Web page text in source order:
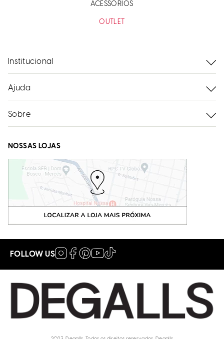
ACESSÓRIOS
OUTLET
Institucional
Ajuda
Sobre
NOSSAS LOJAS
FOLLOW US